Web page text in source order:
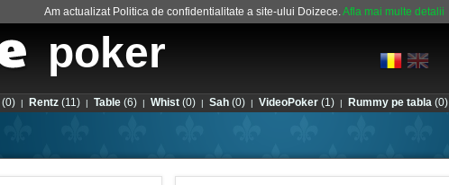
Am actualizat Politica de confidentialitate a site-ului Doizece.Afla mai multe detalii
poker
(0) | Rentz (11) | Table (6) | Whist (0) | Sah (0) | VideoPoker (1) | Rummy pe tabla (0)